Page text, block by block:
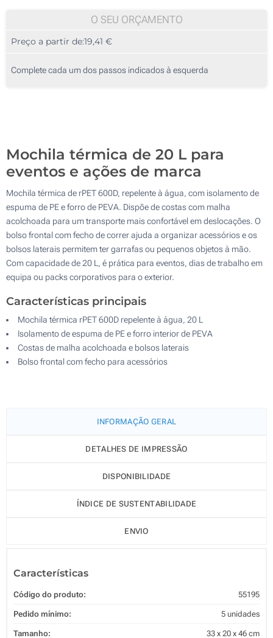
10
25
O SEU ORÇAMENTO
Preço a partir de:19,41 €
Complete cada um dos passos indicados à esquerda
Mochila térmica de 20 L para
eventos e ações de marca
Mochila térmica de rPET 600D, repelente à água, com isolamento de
espuma de PE e forro de PEVA. Dispõe de costas com malha
acolchoada para um transporte mais confortável em deslocações. O
bolso frontal com fecho de correr ajuda a organizar acessórios e os
bolsos laterais permitem ter garrafas ou pequenos objetos à mão.
Com capacidade de 20 L, é prática para eventos, dias de trabalho em
equipa ou packs corporativos para o exterior.
Características principais
Mochila térmica rPET 600D repelente à água, 20 L
Isolamento de espuma de PE e forro interior de PEVA
Costas de malha acolchoada e bolsos laterais
Bolso frontal com fecho para acessórios
INFORMAÇÃO GERAL
DETALHES DE IMPRESSÃO
DISPONIBILIDADE
ÍNDICE DE SUSTENTABILIDADE
ENVIO
Características
Código do produto: 55195
Pedido mínimo: 5 unidades
Tamanho: 33 x 20 x 46 cm